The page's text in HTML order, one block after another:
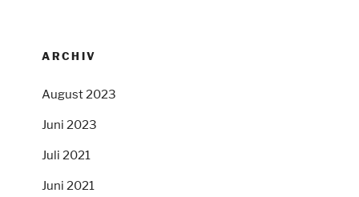
ARCHIV
August 2023
Juni 2023
Juli 2021
Juni 2021